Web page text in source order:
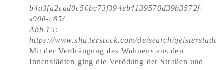
b4a3fa2cdd0c50bc73f394eb4139570d39b3572f-
s900-c85/
Abb.15:
https://www.shutterstock.com/de/search/geisterstadt
Mit der Verdrängung des Wohnens aus den
Innenstädten ging die Verödung der Straßen und